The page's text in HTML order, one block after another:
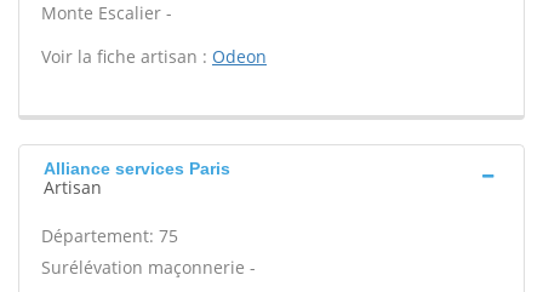
Monte Escalier -
Voir la fiche artisan : Odeon
Alliance services Paris
Artisan
Département: 75
Surélévation maçonnerie -